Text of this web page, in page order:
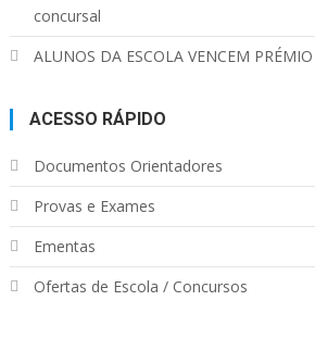
concursal
ALUNOS DA ESCOLA VENCEM
ACESSO RÁPIDO
Documentos Orientadores
Provas e Exames
Ementas
Ofertas de Escola / Concursos